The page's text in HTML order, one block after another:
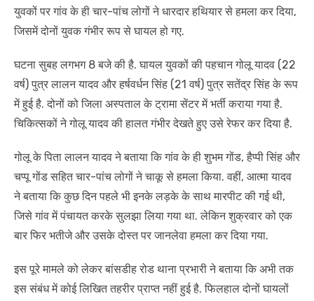
युवकों पर गांव के ही चार-पांच लोगों ने धारदार हथियार से हमला कर दिया,
जिसमें दोनों युवक गंभीर रूप से घायल हो गए.
घटना सुबह लगभग 8 बजे की है. घायल युवकों की पहचान गोलू यादव (22
वर्ष) पुत्र लालन यादव और हर्षवर्धन सिंह (21 वर्ष) पुत्र सतेंद्र सिंह के रूप
में हुई है. दोनों को जिला अस्पताल के ट्रामा सेंटर में भर्ती कराया गया है.
चिकित्सकों ने गोलू यादव की हालत गंभीर देखते हुए उसे रेफर कर दिया है.
गोलू के पिता लालन यादव ने बताया कि गांव के ही शुभम गोंड, हैप्पी सिंह और
चप्पू गोंड सहित चार-पांच लोगों ने चाकू से हमला किया. वहीं, आत्मा यादव
ने बताया कि कुछ दिन पहले भी इनके लड़के के साथ मारपीट की गई थी,
जिसे गांव में पंचायत करके सुलझा लिया गया था. लेकिन शुक्रवार को एक
बार फिर भतीजे और उसके दोस्त पर जानलेवा हमला कर दिया गया.
इस पूरे मामले को लेकर बांसडीह रोड थाना प्रभारी ने बताया कि अभी तक
इस संबंध में कोई लिखित तहरीर प्राप्त नहीं हुई है. फिलहाल दोनों घायलों